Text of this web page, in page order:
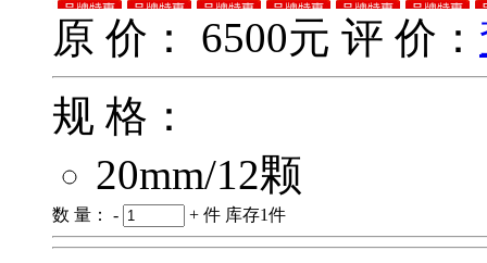
原 价： 6500元 评 价：
规 格：
20mm/12颗
数 量： - + 件 库存1件